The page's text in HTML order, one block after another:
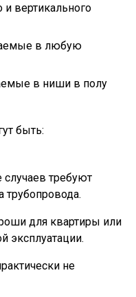
и вертикального
в любую
в ниши в полу
быть:
требуют
трубопровода.
для квартиры или
эксплуатации.
не